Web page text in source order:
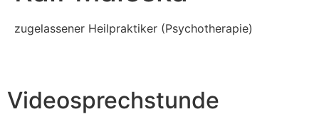
zugelassener Heilpraktiker (Psychotherapie)
Videosprechstunde